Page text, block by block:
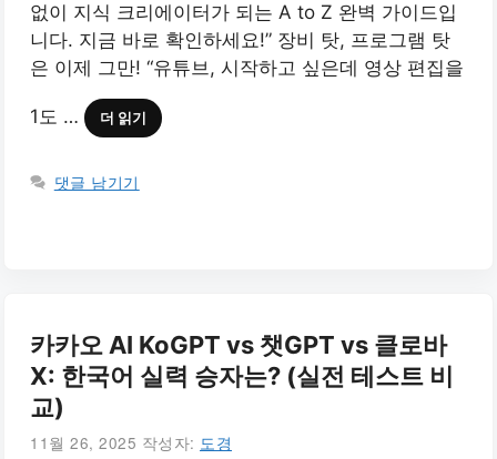
없이 지식 크리에이터가 되는 A to Z 완벽 가이드입
니다. 지금 바로 확인하세요!” 장비 탓, 프로그램 탓
은 이제 그만! “유튜브, 시작하고 싶은데 영상 편집을
1도 … 더 읽기
댓글 남기기
카카오 AI KoGPT vs 챗GPT vs 클로바
X: 한국어 실력 승자는? (실전 테스트 비
교)
11월 26, 2025 작성자: 도경